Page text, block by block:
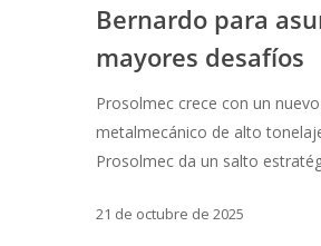
Bernardo para
mayores desafíos
Prosolmec crece con un
metalmecánico de alto
Prosolmec da un salto
21 de octubre de 2025